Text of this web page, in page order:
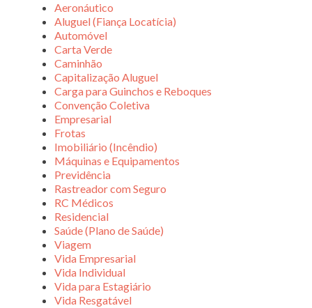
Aeronáutico
Aluguel (Fiança Locatícia)
Automóvel
Carta Verde
Caminhão
Capitalização Aluguel
Carga para Guinchos e Reboques
Convenção Coletiva
Empresarial
Frotas
Imobiliário (Incêndio)
Máquinas e Equipamentos
Previdência
Rastreador com Seguro
RC Médicos
Residencial
Saúde (Plano de Saúde)
Viagem
Vida Empresarial
Vida Individual
Vida para Estagiário
Vida Resgatável